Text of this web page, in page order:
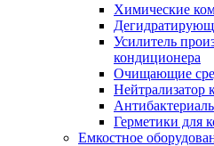
Химические
Усилитель
кондиционера
Очищающие
Нейтрализатор
Герметики для
Емкостное